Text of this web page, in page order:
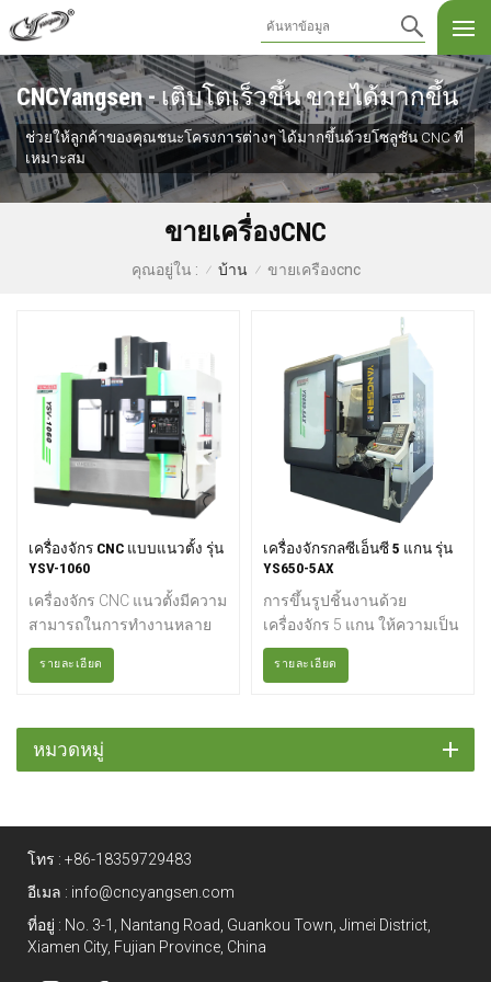
CNCYangsen - เติบโตเร็วขึ้น ขายได้มากขึ้น
ช่วยให้ลูกค้าของคุณชนะโครงการต่างๆ ได้มากขึ้นด้วยโซลูชัน CNC ที่
เหมาะสม
ขายเครื่องCNC
คุณอยู่ใน : / บ้าน / ขายเครื่องcnc
เครื่องจักร CNC แบบแนวตั้ง รุ่น
YSV-1060
เครื่องจักร CNC แนวตั้งมีความ
สามารถในการทำงานหลาย
แกน จึงช่วยให้สามารถทำการ
ขึ้นรูปวัสดุเพื่อให้ได้ลวดลายที่
ที่มีความยืดหยุ่นสูง และ
นอกจากการกัดแล้ว ยัง
รายละเอียด
เครื่องจักรกลซีเอ็นซี 5 แกน รุ่น
YS650-5AX
การขึ้นรูปชิ้นงานด้วย
เครื่องจักร 5 แกน ให้ความเป็น
ไปได้ที่ไร้ขีดจำกัดในด้าน
ขนาดและรูปทรงของชิ้นงาน
หมายถึงจำนวนทิศทางที่เครื่อง
มือตัดสามารถเคลื่อนที่ได้ ใน
คุณสามารถแปรรูปชิ้นงานได้
ถึงห้าด้านด้วยการตั้งค่าเพียง
รายละเอียด
หมวดหมู่
โทร : +86-18359729483
อีเมล : info@cncyangsen.com
ที่อยู่ : No. 3-1, Nantang Road, Guankou Town, Jimei District,
Xiamen City, Fujian Province, China